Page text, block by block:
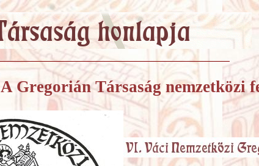
A Gregorián Társaság nemzetközi